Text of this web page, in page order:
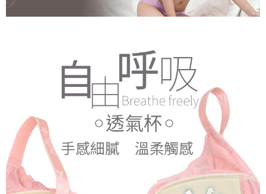
Pembayaran ansuran melalui OP Pay Later akan dibilkan secara
Selepas mengakses bil melalui pautan dalam SMS, anda boleh
menyelesaikan pembayaran anda melalui salah satu saluran berikut: kod
bar kedai serbaneka, kedai runcit Taiwan Mobile, pemindahan bank,
JKOPay, atau iPASS MONEY.
Perkhidmatan ini disediakan oleh Taiwan Mobile Co., Ltd. (“Syarikat”),
yang membolehkan pelanggan membeli barangan atau perkhidmatan
melalui perkhidmatan ini pada masa transaksi. Hasil daripada pembelian
atau pembayaran ansuran akan dipindahkan oleh peniaga kepada
Syarikat, dan pelanggan hendaklah membuat pembayaran mengikut
perjanjian menggunakan sistem bil Syarikat.
ditambah dengan bilangan hari yang boleh dilanjutkan oleh AFTEE. Anda
boleh melanjutkan tempoh pembayaran anda sebelum anda menerima
prapesanan atau produk yang mungkin mengambil masa yang lebih
lama untuk dihantar). Oleh itu, anda dikehendaki membuat pembayaran
kepada AFTEE dalam tempoh sama ada anda menerima pesanan.
Kedua, Sekatan Pembayaran
1. Jumlah yang diperakui untuk pengguna kali pertama boleh sehingga
NT$10,000. Amaun diperakui sebenar yang diluluskan akan berdasarkan
keputusan pensijilan dan semakan oleh AFTEE.
2. Amaun perbelanjaan minimum mestilah lebih besar daripada NT$20.
3. Pada masa ini hanya tersedia untuk ahli Taiwan.
Ketiga, Syarat Perkhidmatan
Perkhidmatan AFTEE Beli Sekarang Bayar Kemudian disediakan oleh NP
Taiwan, Inc. dan AFTEE akan membuat bil kepada pengguna. AFTEE
付款後萊爾富取貨
NT$80/pesanan | Penghantaran percuma untuk pesanan
NT$799 atau lebih
7-11取貨付款
NT$80/pesanan | Penghantaran percuma untuk pesanan
NT$799 atau lebih
付款後7-11取貨
NT$80/pesanan | Penghantaran percuma untuk pesanan